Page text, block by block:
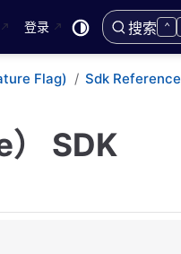
登录 搜索 ⌃
Flag) Sdk Reference
SDK